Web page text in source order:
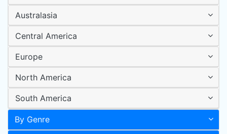
Australasia
Central America
Europe
North America
South America
By Genre